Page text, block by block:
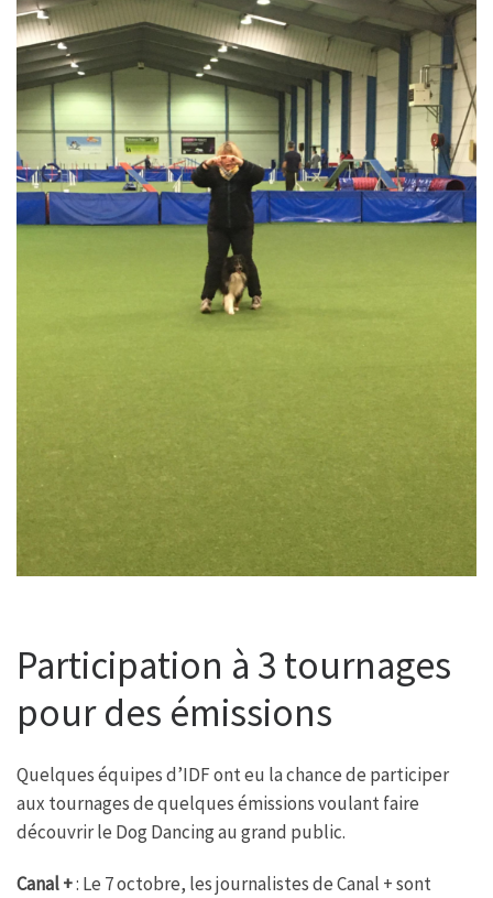
Participation à 3 tournages
pour des émissions
Quelques équipes d’IDF ont eu la chance de participer
aux tournages de quelques émissions voulant faire
découvrir le Dog Dancing au grand public.
Canal +: Le 7 octobre, les journalistes de Canal + sont